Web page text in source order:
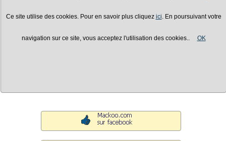
Ce site utilise des cookies. Pour en savoir plus cliquez ici . En poursuivant votre
navigation sur ce site, vous acceptez l'utilisation des cookies.. OK